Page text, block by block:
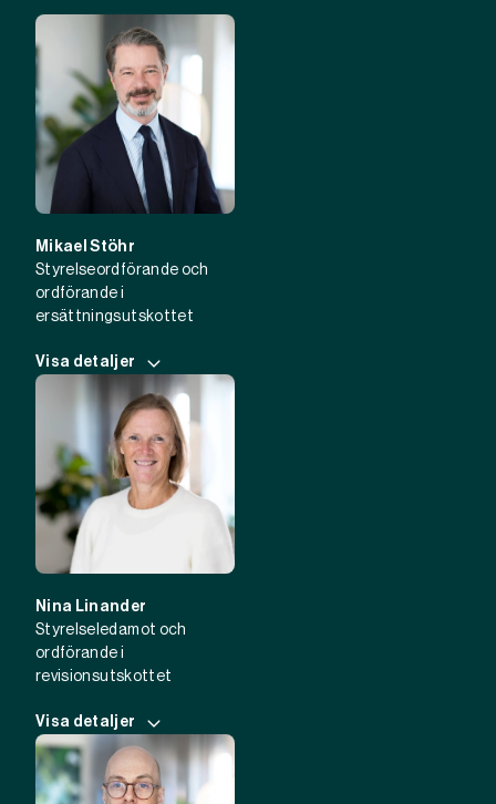
Mikael Stöhr
Styrelseordförande och
ordförande i
ersättningsutskottet
Visa detaljer
Nina Linander
Styrelseledamot och
ordförande i
revisionsutskottet
Visa detaljer